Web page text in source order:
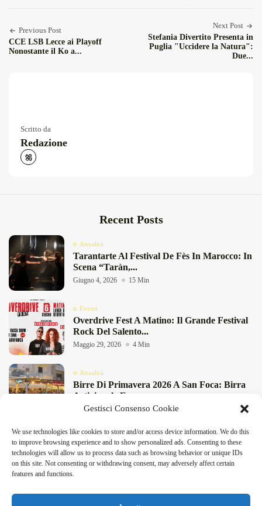
Gestisci Consenso Cookie
We use technologies like cookies to store and/or access device information. We do this
to improve browsing experience and to show personalized ads. Consenting to these
technologies will allow us to process data such as browsing behavior or unique IDs
on this site. Not consenting or withdrawing consent, may adversely affect certain
features and functions.
Previous Post
CCE LSB Lecce ai Playoff
Nonostante il Ko a...
Next Post
Stefania Divertito Presenta in
Puglia "Uccidere la Natura":
Due...
Scritto da
Redazione
Recent Posts
Attualità
Tarantarte Al Festival De Fès In Marocco: In
Scena “Taràn,...
Giugno 4, 2026 15 Min
Eventi
Overdrive Fest A Matino: Il Grande Festival
Rock Del Salento...
Maggio 29, 2026 4 Min
Attualità
Birre Di Primavera 2026 A San Foca: Birra
Artigianale E...
Maggio 8, 2026 4 Min
Festival Treccani Della Lingua Italiana 2026
A Lecce: Programma E...